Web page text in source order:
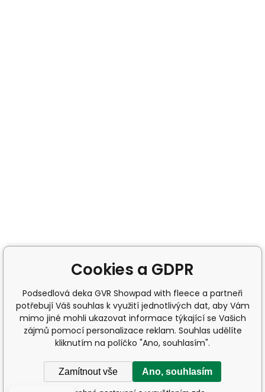
Cookies a GDPR
Podsedlová deka GVR Showpad with fleece a partneři
potřebují Váš souhlas k využití jednotlivých dat, aby Vám
mimo jiné mohli ukazovat informace týkající se Vašich
zájmů pomocí personalizace reklam. Souhlas udělíte
kliknutím na políčko "Ano, souhlasím".
Zamítnout vše Ano, souhlasím